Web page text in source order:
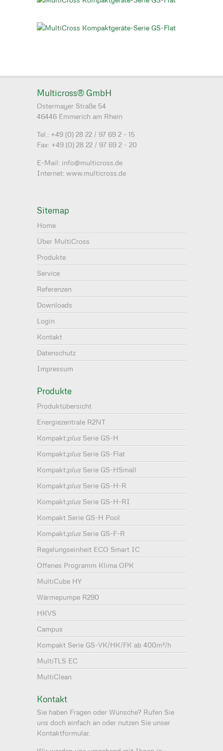
Multicross® GmbH
Ostermayer Straße 54
46446 Emmerich am Rhein
Tel.: +49 (0) 28 22 / 97 69 2 - 15
Fax: +49 (0) 28 22 / 97 69 2 - 20
E-Mail: info@multicross.de
Internet: www.multicross.de
Sitemap
Home
Über MultiCross
Produkte
Service
Referenzen
Downloads
Login
Kontakt
Datenschutz
Impressum
Produkte
Produktübersicht
Energiezentrale R2NT
Kompakt:plus Serie GS-H
Kompakt:plus Serie GS-Flat
Kompakt:plus Serie GS-HSmall
Kompakt:plus Serie GS-H-R
Kompakt:plus Serie GS-H-RI
Kompakt Serie GS-H Pool
Kompakt:plus Serie GS-F-R
Regelungseinheit ECO Smart IC
Offenes Programm Klima OPK
MultiCube HY
Wärmepumpe R290
HKVS
Campus
Kompakt Serie GS-VK/HK/FK ab 400m³/h
MultiTLS EC
MultiClean
Kontakt
Sie haben Fragen oder Wünsche? Rufen Sie
uns doch einfach an oder nutzen Sie unser
Kontaktformular.